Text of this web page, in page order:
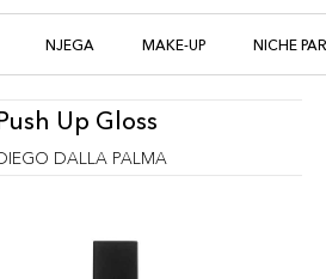
NJEGA MAKE-UP NICHE
Up Gloss
DALLA PALMA